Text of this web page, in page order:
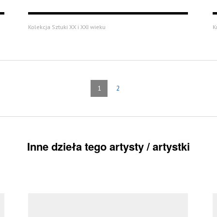
Kolekcja Sztuki XX i XXI wieku
1 2
Inne dzieła tego artysty / artystki